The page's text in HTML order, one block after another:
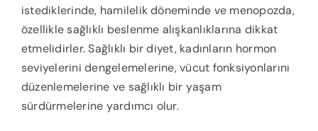
istediklerinde, hamilelik döneminde ve menopozda,
özellikle sağlıklı beslenme alışkanlıklarına dikkat
etmelidirler. Sağlıklı bir diyet, kadınların hormon
seviyelerini dengelemelerine, vücut fonksiyonlarını
düzenlemelerine ve sağlıklı bir yaşam
sürdürmelerine yardımcı olur.